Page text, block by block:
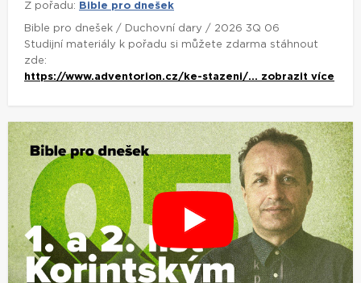
Z pořadu: Bible pro dnešek
Bible pro dnešek / Duchovní dary / 2026 3Q 06
Studijní materiály k pořadu si můžete zdarma stáhnout
zde:
https://www.adventorion.cz/ke-stazeni/... zobrazit více